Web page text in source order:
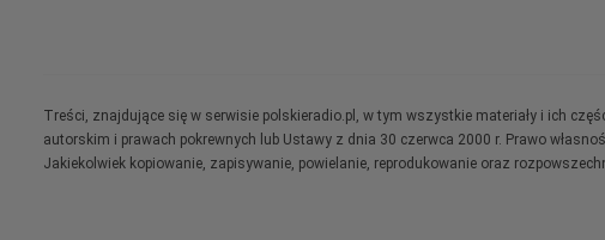
Treści, znajdujące się w serwisie polskieradio.pl, w tym wszystkie materiały i ich
autorskim i prawach pokrewnych lub Ustawy z dnia 30 czerwca 2000 r. Prawo
Jakiekolwiek kopiowanie, zapisywanie, powielanie, reprodukowanie oraz